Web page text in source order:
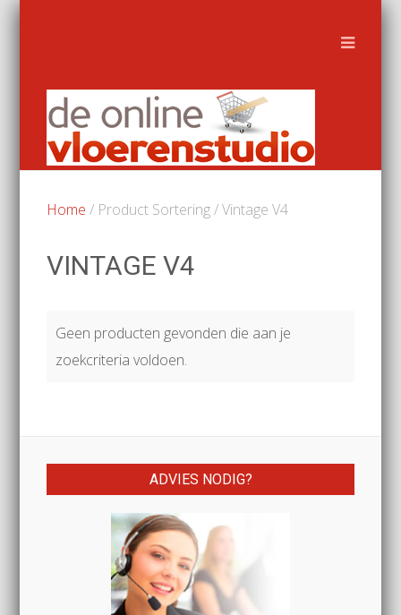
Home / Product Sortering / Vintage V4
VINTAGE V4
Geen producten gevonden die aan je
zoekcriteria voldoen.
ADVIES NODIG?